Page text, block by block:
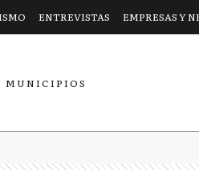
ENTREVISTAS EMPRESAS Y
MUNICIPIOS